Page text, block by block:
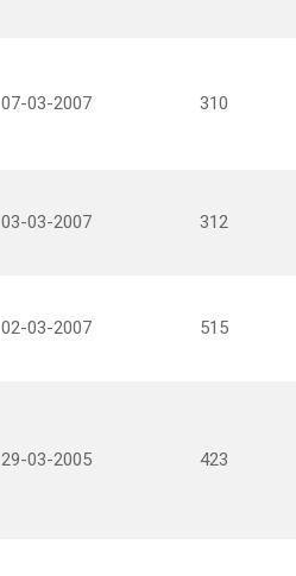
07-03-2007 310
03-03-2007 312
02-03-2007 515
29-03-2005 423